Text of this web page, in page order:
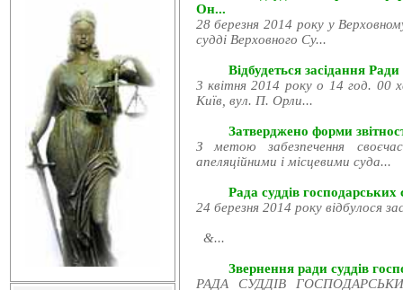
Он...
28 березня 2014 року у
судді Верховного Су...
Відбудеться засідання
3 квітня 2014 року о 14 год. 00
Київ, вул. П. Орли...
Затверджено форми
З метою забезпечення
апеляційними і місцевими суда...
Рада суддів господарських
24 березня 2014 року відбулося
&...
Звернення ради суддів
РАДА СУДДІВ